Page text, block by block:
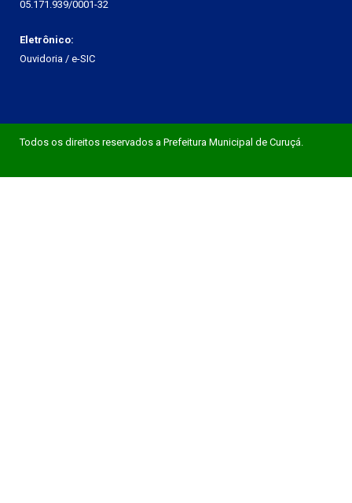
05.171.939/0001-32
Eletrônico:
Ouvidoria / e-SIC
Todos os direitos reservados a Prefeitura Municipal de Curuçá.